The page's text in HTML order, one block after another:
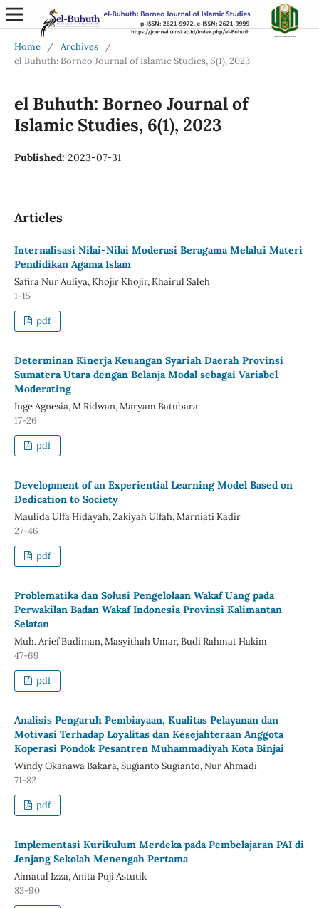
Home / Archives
/
el Buhuth: Borneo Journal of Islamic Studies, 6(1), 2023
el Buhuth: Borneo Journal of
Islamic Studies, 6(1), 2023
Published: 2023-07-31
Articles
Internalisasi Nilai-Nilai Moderasi Beragama Melalui Materi
Pendidikan Agama Islam
Safira Nur Auliya, Khojir Khojir, Khairul Saleh
1-15
pdf
Determinan Kinerja Keuangan Syariah Daerah Provinsi
Sumatera Utara dengan Belanja Modal sebagai Variabel
Moderating
Inge Agnesia, M Ridwan, Maryam Batubara
17-26
pdf
Development of an Experiential Learning Model Based on
Dedication to Society
Maulida Ulfa Hidayah, Zakiyah Ulfah, Marniati Kadir
27-46
pdf
Problematika dan Solusi Pengelolaan Wakaf Uang pada
Perwakilan Badan Wakaf Indonesia Provinsi Kalimantan
Selatan
Muh. Arief Budiman, Masyithah Umar, Budi Rahmat Hakim
47-69
pdf
Analisis Pengaruh Pembiayaan, Kualitas Pelayanan dan
Motivasi Terhadap Loyalitas dan Kesejahteraan Anggota
Koperasi Pondok Pesantren Muhammadiyah Kota Binjai
Windy Okanawa Bakara, Sugianto Sugianto, Nur Ahmadi
71-82
pdf
Implementasi Kurikulum Merdeka pada Pembelajaran PAI di
Jenjang Sekolah Menengah Pertama
Aimatul Izza, Anita Puji Astutik
83-90